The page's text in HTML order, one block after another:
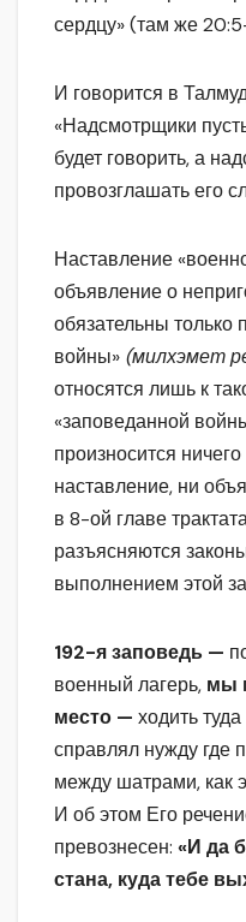
сердцу» (там же
И говорится в
«Надсмотрщики
будет говорить, а
провозглашать его
Наставление
объявление о
обязательны только
войны» (милхэмет
относятся лишь к
«заповеданной
произносится
наставление, ни
в 8-ой главе
разъясняются
выполнением этой
192-я заповедь —
военный лагерь, мы
место — ходить
справлял нужду где
между шатрами, как
И об этом Его
превознесен: «И да
стана, куда тебе